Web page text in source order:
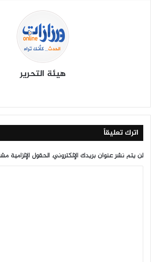
هيئة التحرير
الوي
ب
وك
م
k
اترك تعليقاً
لن يتم نشر عنوان بريدك الإلكتروني.الحقول الإلزامية